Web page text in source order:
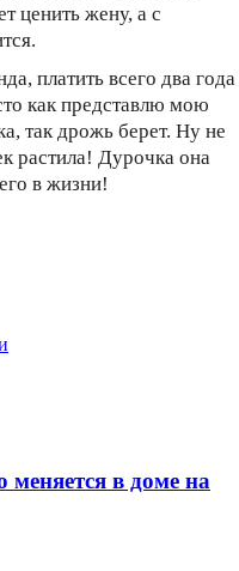
ценить жену, а с
платить всего два года
как представлю мою
так дрожь берет. Ну не
растила! Дурочка она
в жизни!
меняется в доме на